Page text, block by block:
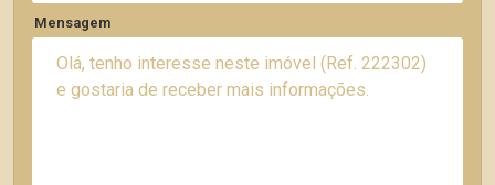
Mensagem